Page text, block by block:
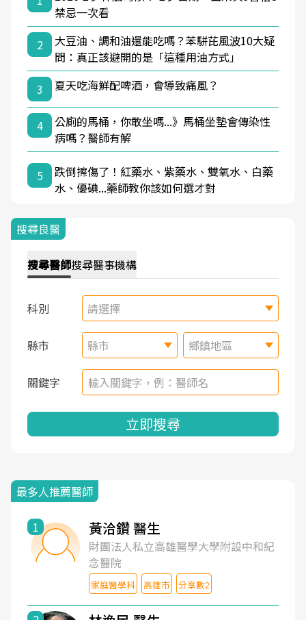
禁忌一次看
2
大豆油、調和油還能吃嗎？苯駢芘風波10大疑
問：真正該避開的是「這種用油方式」
3
夏天吃海鮮配啤酒，會導致痛風？
4
公廁的馬桶，你敢坐嗎...》馬桶坐墊會傳染性
病嗎？醫師有解
5
跌倒擦傷了！紅藥水、紫藥水、雙氧水、白藥
水、優碘...藥師教你該如何選才對
搜尋良醫
搜尋醫師搜尋醫事機構
科別 請選擇
縣市 縣市 鄉鎮地區
關鍵字
立即搜尋
最多人推薦醫師
1 黃洽鑽 醫生
財團法人私立高雄醫學大學附設中和紀
念醫院
家庭醫學科 高雄市 分享數2